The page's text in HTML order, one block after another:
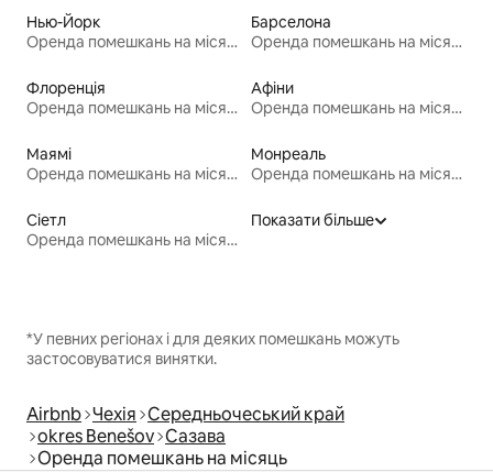
Нью-Йорк
Оренда помешкань на місяць
Барселона
Оренда помешкань на місяць
Флоренція
Оренда помешкань на місяць
Афіни
Оренда помешкань на місяць
Маямі
Оренда помешкань на місяць
Монреаль
Оренда помешкань на місяць
Сіетл
Оренда помешкань на місяць
Показати більше
*У певних регіонах і для деяких помешкань можуть
застосовуватися винятки.
Airbnb Чехія Середньочеський край
okres Benešov Сазава
Оренда помешкань на місяць